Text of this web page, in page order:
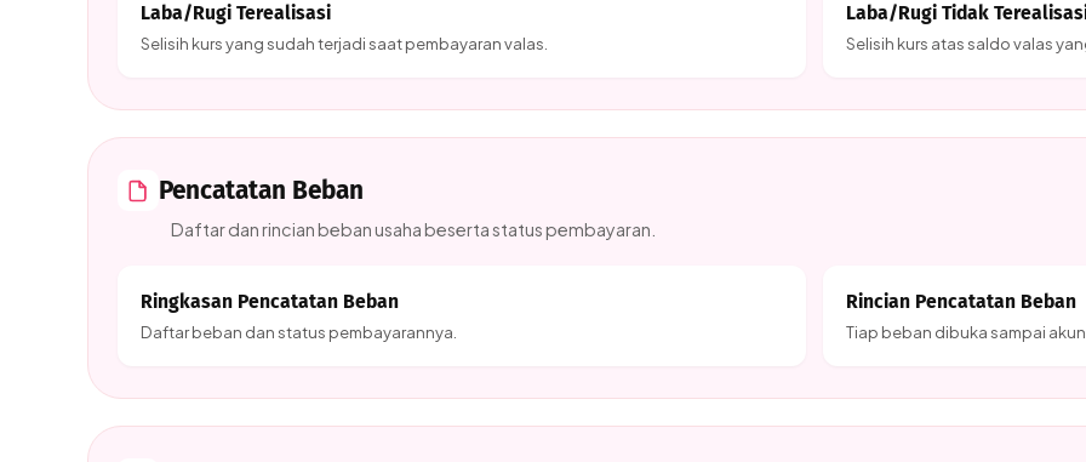
Laba/Rugi Terealisasi
Selisih kurs yang sudah terjadi saat pembayaran valas.
Laba/Rugi Tidak
Selisih kurs atas saldo valas
Pencatatan Beban
Daftar dan rincian beban usaha beserta status pembayaran.
Ringkasan Pencatatan Beban
Daftar beban dan status pembayarannya.
Rincian Pencatatan Beban
Tiap beban dibuka sampai